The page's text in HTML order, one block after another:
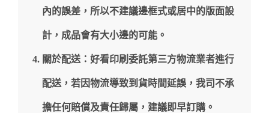
內的誤差，所以不建議邊框式或居中的版面設
計，成品會有大小邊的可能。
關於配送：好看印刷委託第三方物流業者進行
配送，若因物流導致到貨時間延誤，我司不承
擔任何賠償及責任歸屬，建議即早訂購。